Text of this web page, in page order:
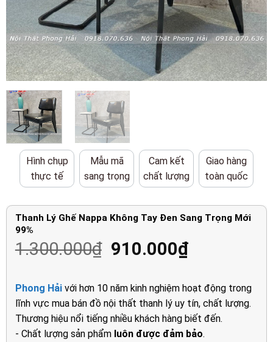
Hình chụp
thực tế
Mẫu mã
sang trọng
Cam kết
chất lượng
Giao hàng
toàn quốc
Thanh Lý Ghế Nappa Không Tay Đen Sang Trọng Mới
99%
1.300.000₫ Giá
là:
1.300.000₫.
910.000₫Giá
tại
là:
910.000₫.
Phong Hảivới hơn 10 năm kinh nghiệm hoạt động trong
lĩnh vực mua bán đồ nội thất thanh lý uy tín, chất lượng.
Thương hiệu nổi tiếng nhiều khách hàng biết đến.
- Chất lượng sản phẩm luôn được đảm bảo.